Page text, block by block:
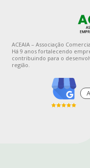
ACEAIA – Associação
Há 9 anos fortalecendo
contribuindo para o
região.